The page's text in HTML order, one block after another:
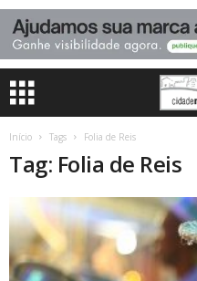
Início Tags Folia de Reis
Tag: Folia de Reis